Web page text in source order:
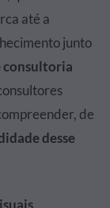
até a
junto
consultoria
de
desse